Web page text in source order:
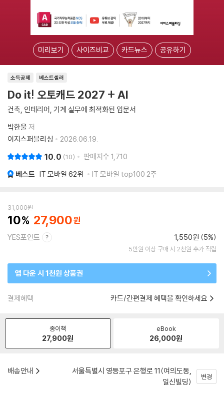
미리보기 사이즈비교 카드뉴스 공유하기
소득공제 베스트셀러
Do it! 오토캐드 2027 + AI
건축, 인테리어, 기계 실무에 최적화된 입문서
박한울 저
이지스퍼블리싱
2026.06.19.
10.0 10 판매지수 1,710
베스트 IT 모바일 62위 IT 모바일 top100 2주
31,000원
10 27,900
YES포인트 1,550원 (5%)
5만원 이상 구매 시 2천원 추가 적립
앱 다운 시 1천원 상품권
결제혜택 카드/간편결제 혜택을 확인하세요
종이책
27,900원
eBook
26,000원
배송안내
서울특별시 영등포구 은행로 11(여의도동,
일신빌딩)
변경